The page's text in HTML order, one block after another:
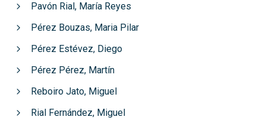
Pavón Rial, María Reyes
Pérez Bouzas, Maria Pilar
Pérez Estévez, Diego
Pérez Pérez, Martín
Reboiro Jato, Miguel
Rial Fernández, Miguel